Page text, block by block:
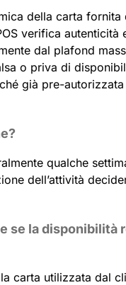
della carta
verifica
dal plafond
o priva di
già pre-
qualche
dell’attività
se la disponibilità
carta utilizzata dal